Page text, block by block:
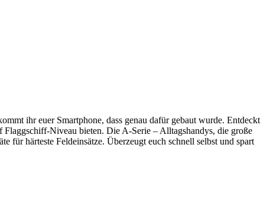
ihr euer Smartphone, dass genau dafür gebaut wurde. Entdeckt
Flaggschiff-Niveau bieten. Die A-Serie – Alltagshandys, die große
für härteste Feldeinsätze. Überzeugt euch schnell selbst und spart